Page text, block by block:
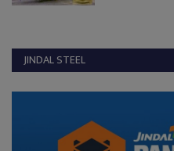
JINDAL STEEL